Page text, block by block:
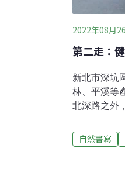
2022年08月
第二走：
新北市深坑
林、平溪等
北深路之外
鮮為人知，
動路線。古
自然書寫